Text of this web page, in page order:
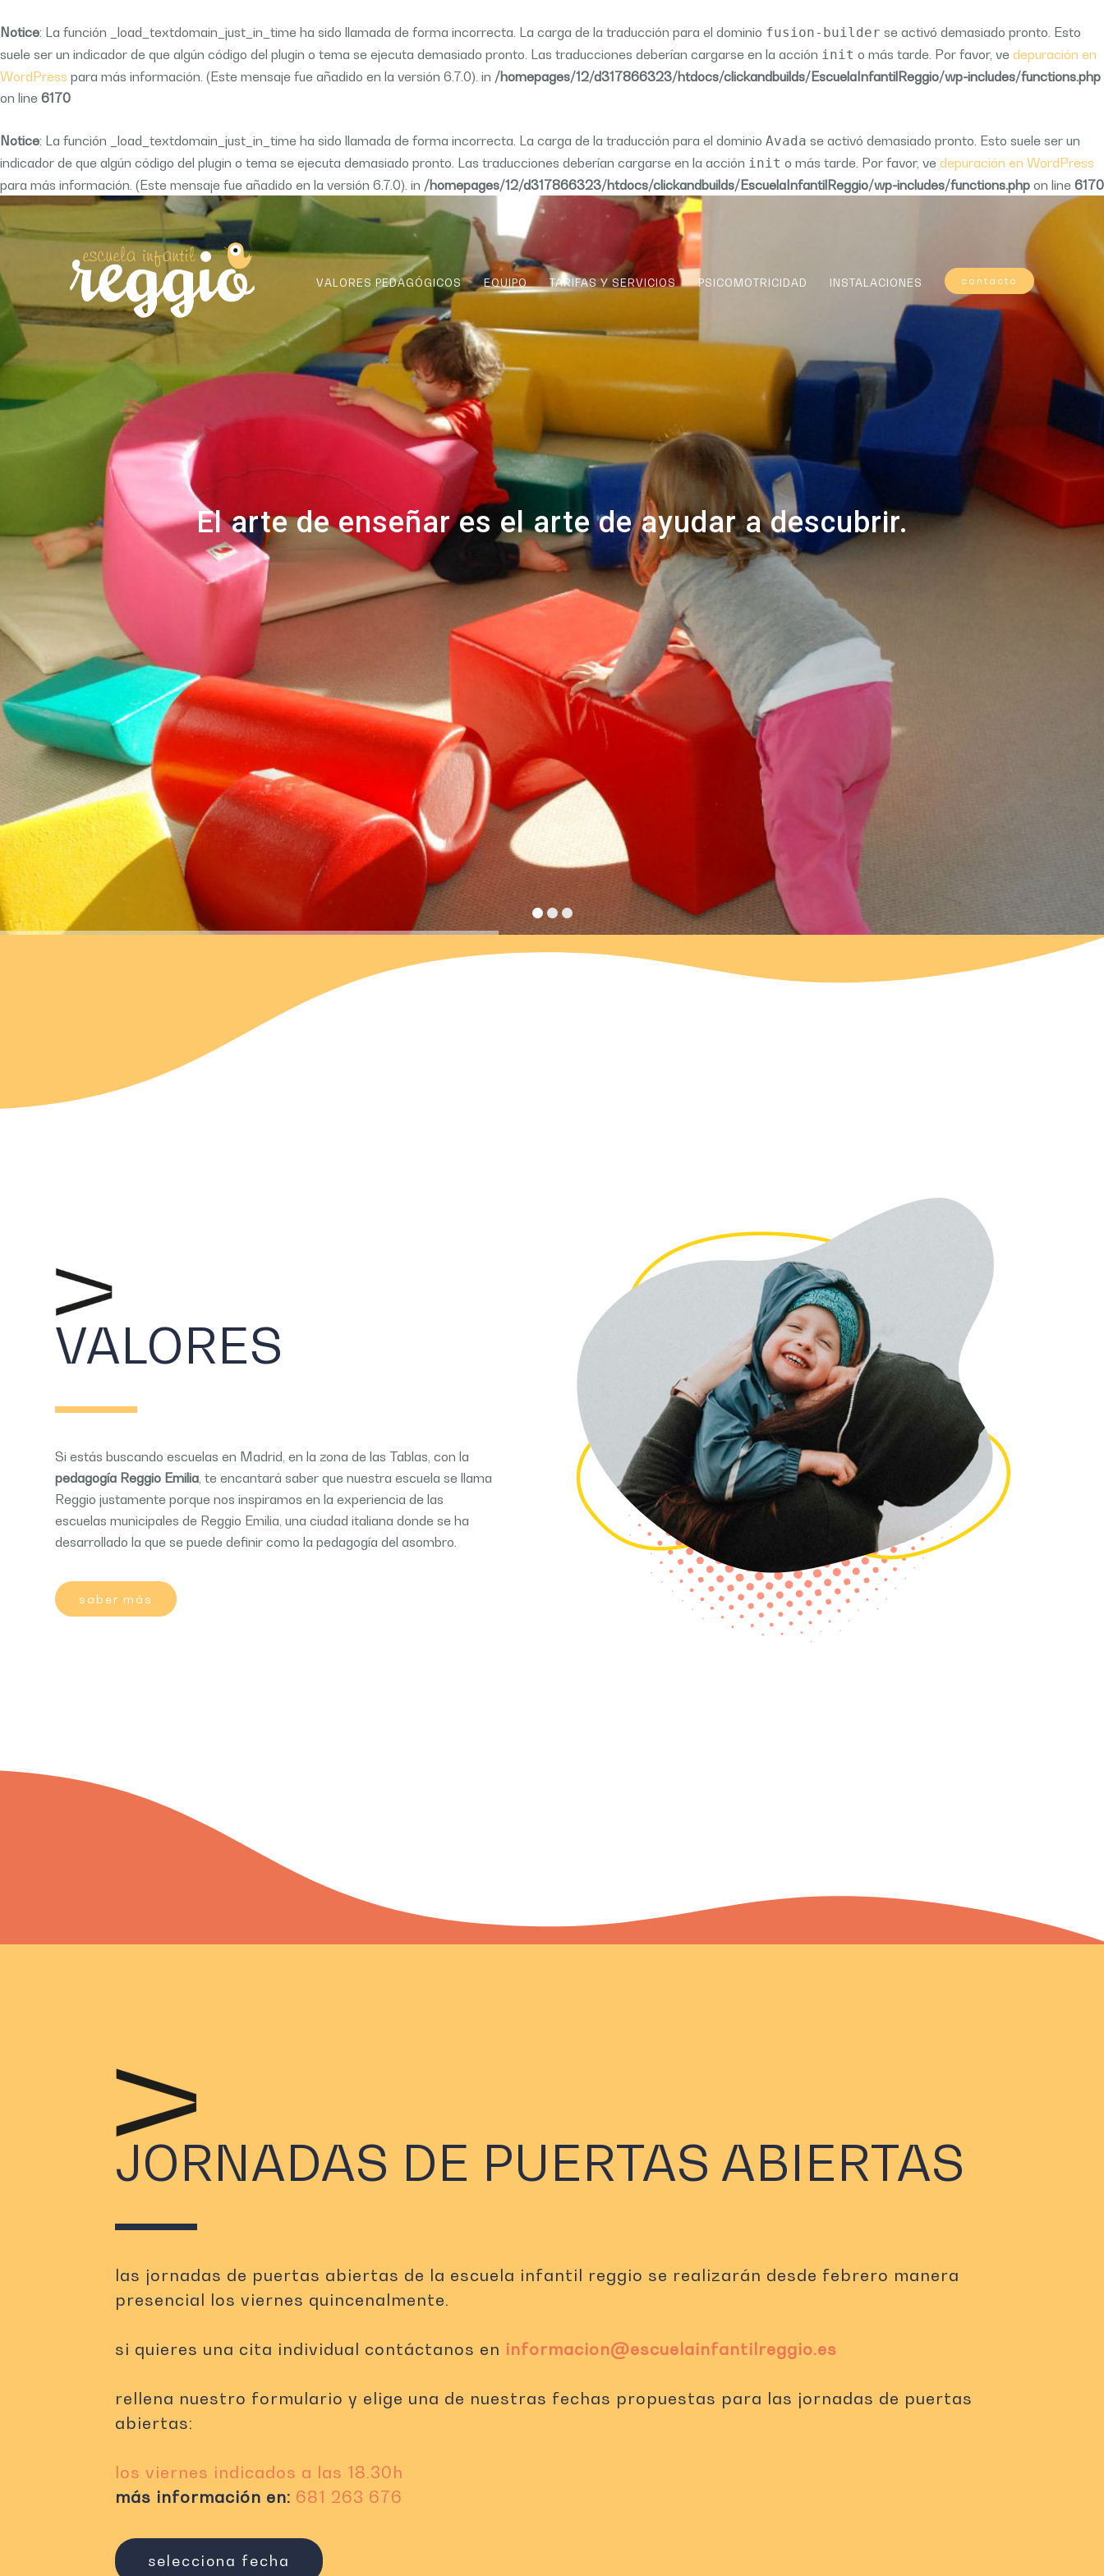
Notice: La función _load_textdomain_just_in_time ha sido llamada de forma incorrecta. La carga de la traducción para el dominio fusion-builder se activó demasiado pronto. Esto
suele ser un indicador de que algún código del plugin o tema se ejecuta demasiado pronto. Las traducciones deberían cargarse en la acción init o más tarde. Por favor, ve depuración en
WordPress para más información. (Este mensaje fue añadido en la versión 6.7.0). in /homepages/12/d317866323/htdocs/clickandbuilds/EscuelaInfantilReggio/wp-includes/functions.php
on line 6170
Notice: La función _load_textdomain_just_in_time ha sido llamada de forma incorrecta. La carga de la traducción para el dominio Avada se activó demasiado pronto. Esto suele ser un
indicador de que algún código del plugin o tema se ejecuta demasiado pronto. Las traducciones deberían cargarse en la acción init o más tarde. Por favor, ve depuración en WordPress
para más información. (Este mensaje fue añadido en la versión 6.7.0). in /homepages/12/d317866323/htdocs/clickandbuilds/EscuelaInfantilReggio/wp-includes/functions.php on line 6170
Saltar
al
VALORES PEDAGÓGICOS EQUIPO TARIFAS Y SERVICIOS PSICOMOTRICIDAD INSTALACIONES contacto
El arte de enseñar es el arte de ayudar a descubrir.
VALORES
Si estás buscando escuelas en Madrid, en la zona de las Tablas, con la
pedagogía Reggio Emilia , te encantará saber que nuestra escuela se llama
Reggio justamente porque nos inspiramos en la experiencia de las
escuelas municipales de Reggio Emilia, una ciudad italiana donde se ha
desarrollado la que se puede definir como la pedagogía del asombro.
saber más
JORNADAS DE PUERTAS ABIERTAS
las jornadas de puertas abiertas de la escuela infantil reggio se realizarán desde febrero manera
presencial los viernes quincenalmente.
si quieres una cita individual contáctanos en informacion@escuelainfantilreggio.es
rellena nuestro formulario y elige una de nuestras fechas propuestas para las jornadas de puertas
abiertas:
los viernes indicados a las 18.30h
más información en: 681 263 676
selecciona fecha